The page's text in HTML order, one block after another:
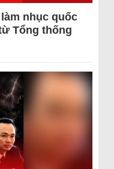
nhục quốc
Tổng thống